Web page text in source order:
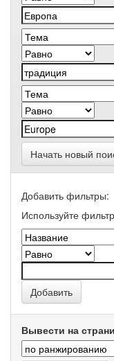
Начать новый
Добавить фильтры:
Используйте
Вывести на